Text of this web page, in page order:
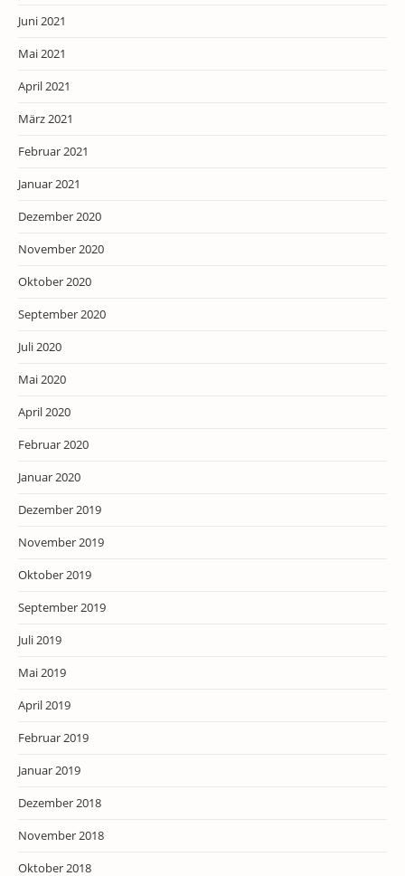
Juni 2021
Mai 2021
April 2021
März 2021
Februar 2021
Januar 2021
Dezember 2020
November 2020
Oktober 2020
September 2020
Juli 2020
Mai 2020
April 2020
Februar 2020
Januar 2020
Dezember 2019
November 2019
Oktober 2019
September 2019
Juli 2019
Mai 2019
April 2019
Februar 2019
Januar 2019
Dezember 2018
November 2018
Oktober 2018